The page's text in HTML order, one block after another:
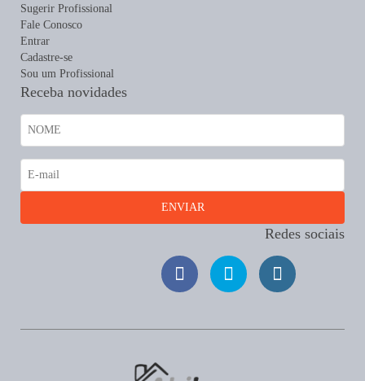
Sugerir Profissional
Fale Conosco
Entrar
Cadastre-se
Sou um Profissional
Receba novidades
Redes sociais